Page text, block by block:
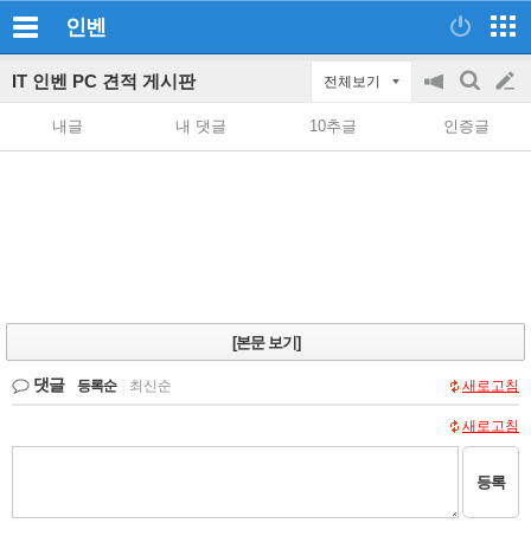
인벤
IT 인벤 PC 견적 게시판 전체보기
공
on/off
검
색
글
쓰
내글 내 댓글 10추글 인증글
[본문 보기]
댓글 등록순 최신순 새로고침
새로고침
등록